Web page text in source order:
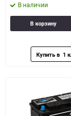
В наличии
В корзину